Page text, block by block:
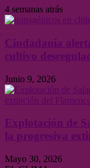
4 semanas atrás
Ciudadanía
cultivo
Junio 9, 2026
Explotación de
la progresiva
Mayo 30, 2026